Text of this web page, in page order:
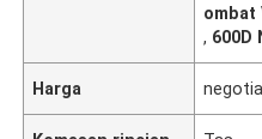
ombat
, 600D
Harga